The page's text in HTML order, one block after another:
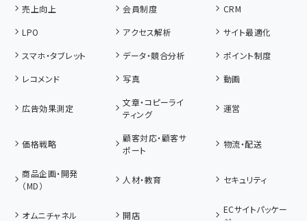
売上向上
会員制度
CRM
LPO
アクセス解析
サイト最適化
スマホ・タブレット
データ・競合分析
ポイント制度
レコメンド
写真 動画
広告効果測定
文章・コピーライ
ティング
運営
価格戦略
顧客対応・顧客サ
ポート
物流・配送
商品企画・開発
（MD）
人材・教育 セキュリティ
オムニチャネル 開店
ECサイトパッケー